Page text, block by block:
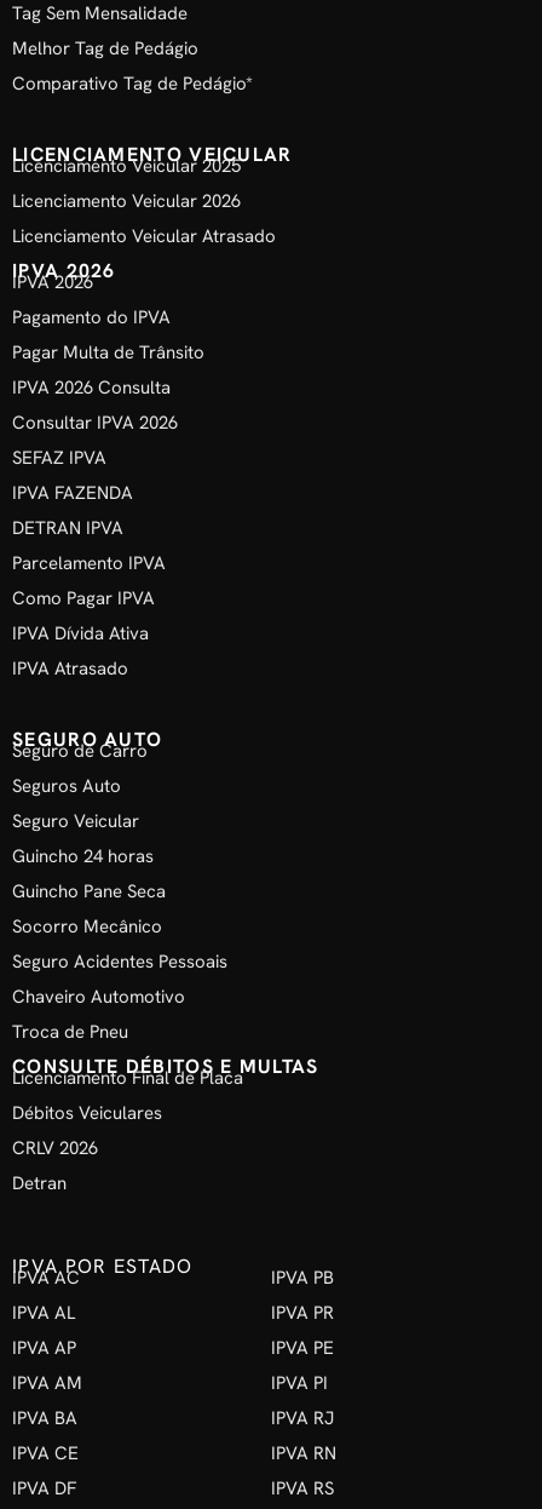
Tag Sem Mensalidade
Melhor Tag de Pedágio
Comparativo Tag de Pedágio*
LICENCIAMENTO VEICULAR
Licenciamento Veicular 2025
Licenciamento Veicular 2026
Licenciamento Veicular Atrasado
IPVA 2026
IPVA 2026
Pagamento do IPVA
Pagar Multa de Trânsito
IPVA 2026 Consulta
Consultar IPVA 2026
SEFAZ IPVA
IPVA FAZENDA
DETRAN IPVA
Parcelamento IPVA
Como Pagar IPVA
IPVA Dívida Ativa
IPVA Atrasado
SEGURO AUTO
Seguro de Carro
Seguros Auto
Seguro Veicular
Guincho 24 horas
Guincho Pane Seca
Socorro Mecânico
Seguro Acidentes Pessoais
Chaveiro Automotivo
Troca de Pneu
CONSULTE DÉBITOS E MULTAS
Licenciamento Final de Placa
Débitos Veiculares
CRLV 2026
Detran
IPVA POR ESTADO
IPVA AC
IPVA AL
IPVA AP
IPVA AM
IPVA BA
IPVA CE
IPVA DF
IPVA PB
IPVA PR
IPVA PE
IPVA PI
IPVA RJ
IPVA RN
IPVA RS